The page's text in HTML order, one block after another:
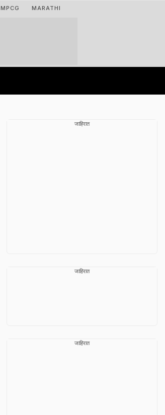
MPCG MARATHI
जाहिरात
जाहिरात
जाहिरात